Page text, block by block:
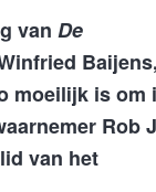
van De
Baijens,
moeilijk is om
Rob
van het